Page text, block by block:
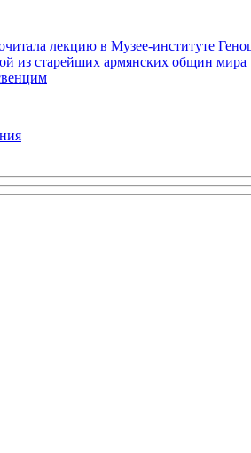
лекцию в Музее-институте
из старейших армянских общин мира